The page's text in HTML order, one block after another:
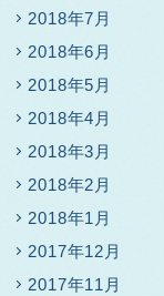
2018年7月
2018年6月
2018年5月
2018年4月
2018年3月
2018年2月
2018年1月
2017年12月
2017年11月